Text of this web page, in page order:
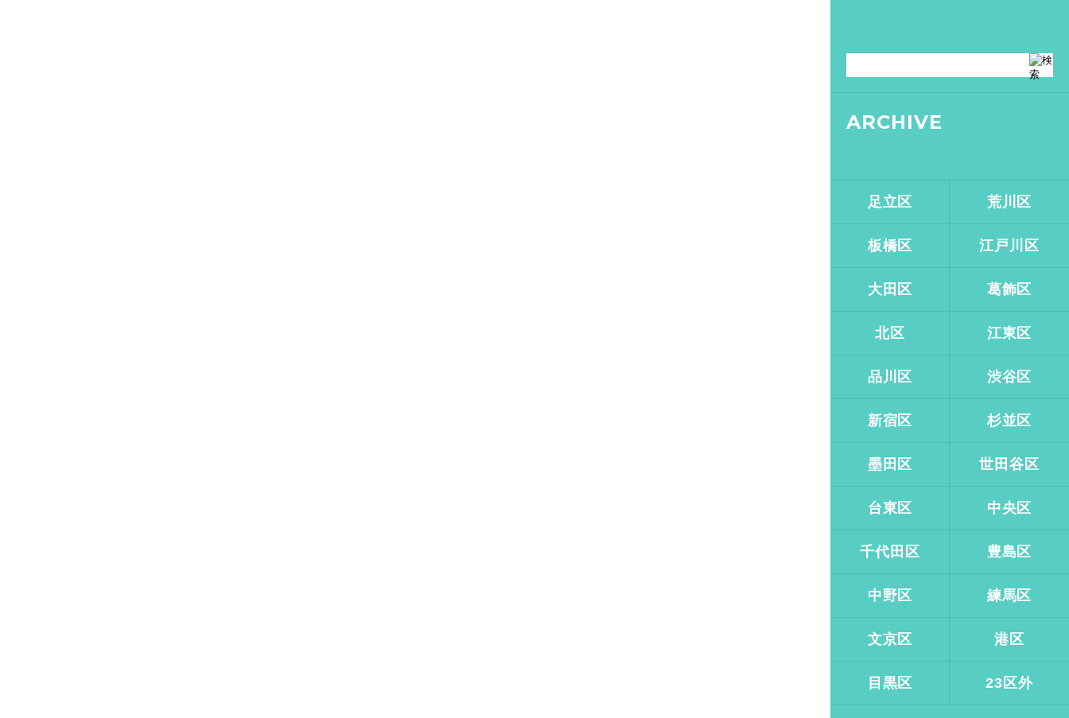
ARCHIVE
足立区 荒川区
板橋区 江戸川区
大田区 葛飾区
北区 江東区
品川区 渋谷区
新宿区 杉並区
墨田区 世田谷区
台東区 中央区
千代田区 豊島区
中野区 練馬区
文京区 港区
目黒区 23区外